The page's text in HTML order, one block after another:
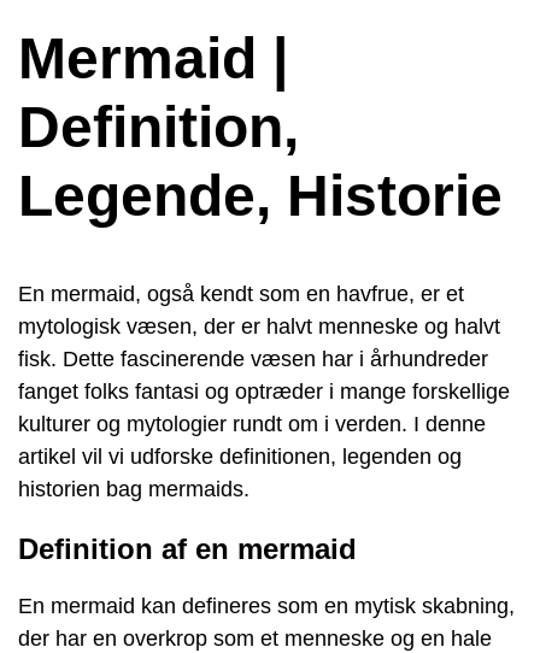
Mermaid |
Definition,
Legende, Historie
En mermaid, også kendt som en havfrue, er et
mytologisk væsen, der er halvt menneske og halvt
fisk. Dette fascinerende væsen har i århundreder
fanget folks fantasi og optræder i mange forskellige
kulturer og mytologier rundt om i verden. I denne
artikel vil vi udforske definitionen, legenden og
historien bag mermaids.
Definition af en mermaid
En mermaid kan defineres som en mytisk skabning,
der har en overkrop som et menneske og en hale